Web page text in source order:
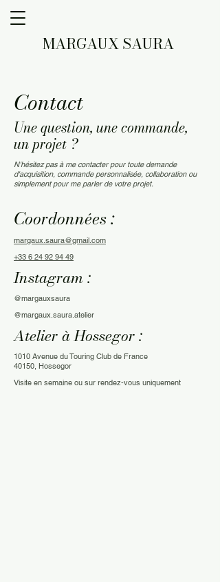
MARGAUX SAURA
Contact
Une question, une commande,
un projet ?
N'hésitez pas à me contacter pour toute demande
d'acquisition, commande personnalisée, collaboration ou
simplement pour me parler de votre projet.
Coordonnées :
margaux.saura@gmail.com
+33 6 24 92 94 49
Instagram :
@margauxsaura
@margaux.saura.atelier
Atelier à Hossegor :
1010 Avenue du Touring Club de France
40150, Hossegor
Visite en semaine ou sur rendez-vous uniquement